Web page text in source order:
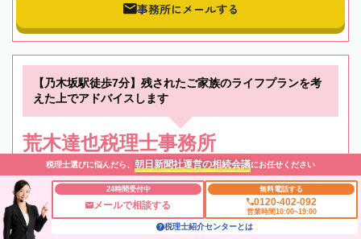
事務所にメールする
【乃木坂駅徒歩7分】残されたご家族のライフプランを考
えた上でアドバイスします
荒木達也税理士事務所
東京都 港区 青山一丁目駅
初回相談無料
税理士選びに悩んだら、 朝日新聞社運営の相続会議にお任せください
24時間受付中
メールで相談する
無料電話する
0120-402-092
営業時間10:00~19:00
税理士紹介センターとは